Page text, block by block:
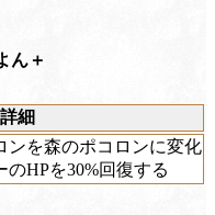
ん＋
詳細
ンを森のポコロンに変化
HPを30%回復する